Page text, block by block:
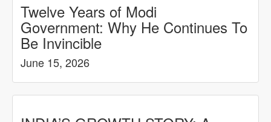
Twelve Years of Modi
Government: Why He Continues To
Be Invincible
June 15, 2026